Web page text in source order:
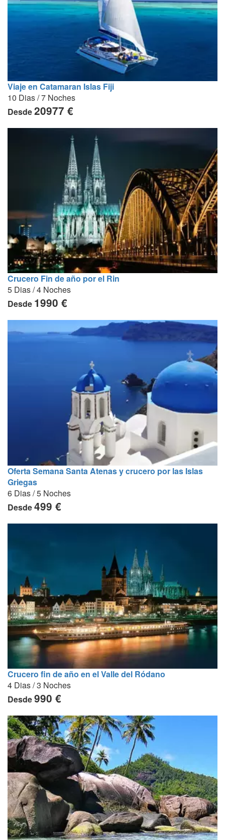
Viaje en Catamaran Islas Fiji
10 Dias / 7 Noches
Desde20977 €
Crucero Fin de año por el Rin
5 Dias / 4 Noches
Desde 1990 €
Oferta Semana Santa Atenas y crucero por las Islas
Griegas
6 Dias / 5 Noches
Desde499 €
Crucero fin de año en el Valle del Ródano
4 Dias / 3 Noches
Desde990 €